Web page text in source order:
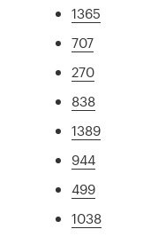
1365
707
270
838
1389
944
499
1038